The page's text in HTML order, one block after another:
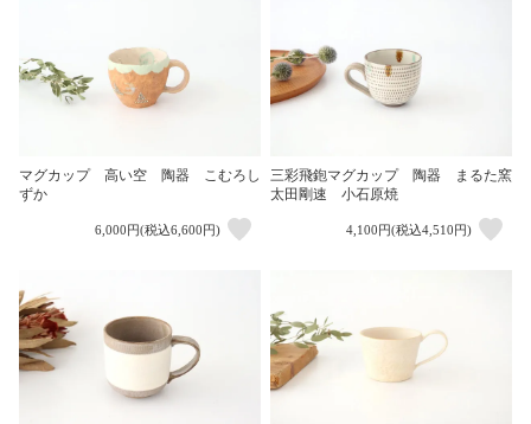
マグカップ 高い空 陶器 こむろし
ずか
6,000円(税込6,600円)
三彩飛鉋マグカップ 陶器 まるた窯
太田剛速 小石原焼
4,100円(税込4,510円)